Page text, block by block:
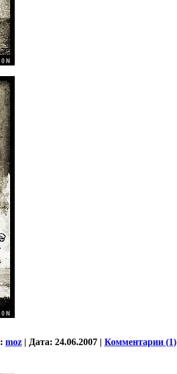
moz | Дата: 24.06.2007 | Комментарии (1)